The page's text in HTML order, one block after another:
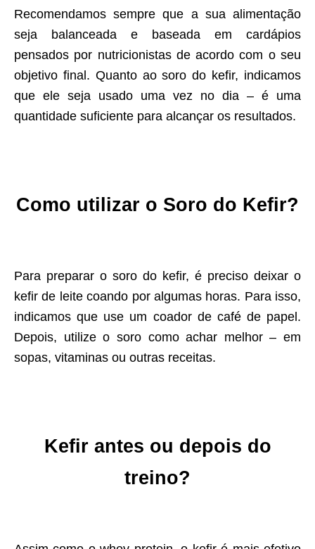
Recomendamos sempre que a sua alimentação
seja balanceada e baseada em cardápios
pensados por nutricionistas de acordo com o seu
objetivo final. Quanto ao soro do kefir, indicamos
que ele seja usado uma vez no dia – é uma
quantidade suficiente para alcançar os resultados.
Como utilizar o Soro do Kefir?
Para preparar o soro do kefir, é preciso deixar o
kefir de leite coando por algumas horas. Para isso,
indicamos que use um coador de café de papel.
Depois, utilize o soro como achar melhor – em
sopas, vitaminas ou outras receitas.
Kefir antes ou depois do
treino?